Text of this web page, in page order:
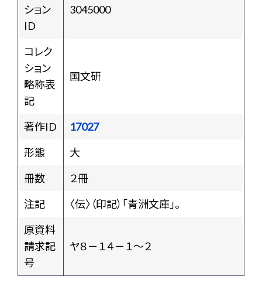
ション
ID
3045000
コレク
ション
略称表
記
国文研
著作ID
17027
形態
大
冊数
２冊
注記
〈伝〉（印記）「青洲文庫」。
原資料
請求記
号
ヤ８－１４－１～２